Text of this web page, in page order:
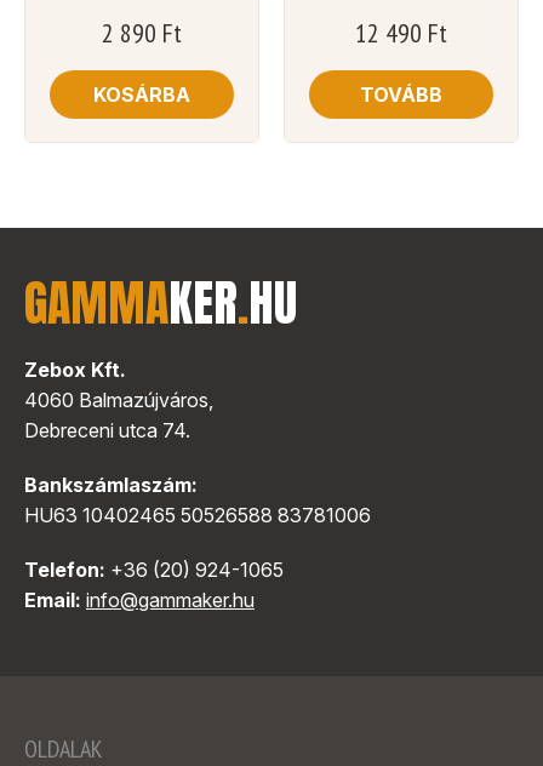
2 890 Ft
KOSÁRBA
12 490 Ft
TOVÁBB
GAMMAKER.HU
Zebox Kft.
4060 Balmazújváros,
Debreceni utca 74.
Bankszámlaszám:
HU63 10402465 50526588 83781006
Telefon: +36 (20) 924-1065
Email: info@gammaker.hu
OLDALAK